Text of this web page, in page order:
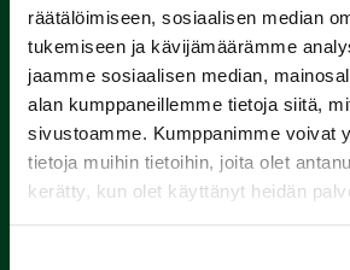
räätälöimiseen, sosiaalisen median
tukemiseen ja kävijämäärämme
jaamme sosiaalisen median,
alan kumppaneillemme tietoja siitä,
sivustoamme. Kumppanimme voivat
tietoja muihin tietoihin, joita olet
kerätty, kun olet käyttänyt heidän
1.
Varaa
alkeiskurssi